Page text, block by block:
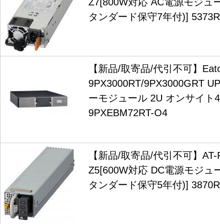
タンダード保守7年付)]
【新品/取寄品/代引不可】
9PX3000RT/9PX3000GRT
ーモジュール 2U オンサイト
9PXEBM72RT-O4
【新品/取寄品/代引不可】
Z5[600W対応 DC電源モジュ
タンダード保守5年付)]